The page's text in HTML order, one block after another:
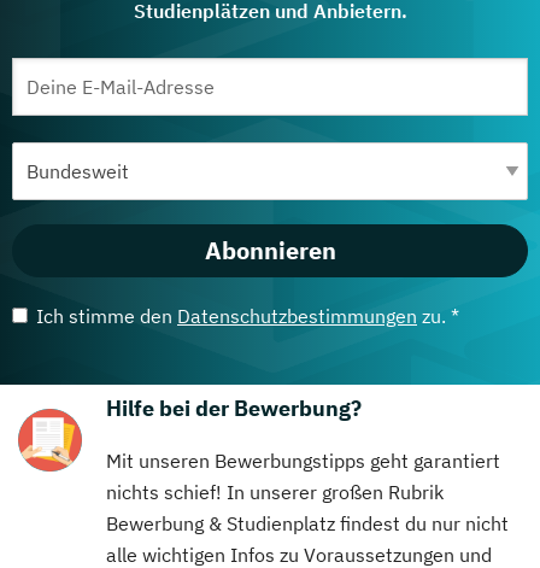
Studienplätzen und Anbietern.
Abonnieren
Ich stimme den Datenschutzbestimmungen zu. *
Hilfe bei der Bewerbung?
Mit unseren Bewerbungstipps geht garantiert
nichts schief! In unserer großen Rubrik
Bewerbung & Studienplatz findest du nur nicht
alle wichtigen Infos zu Voraussetzungen und